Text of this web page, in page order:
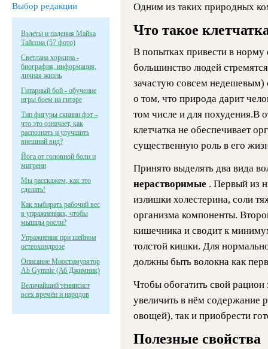
Выбор редакции
Взлеты и падения Майка
Тайсона (57 фото)
Светлана хоркина -
биография, информация,
личная жизнь
Гитарный бой - обучение
игры боем на гитаре
Тип фигуры скинни фэт –
что это означает, как
распознать и улучшить
внешний вид?
Йога от головной боли и
мигрени
Мы расскажем, как это
сделать!
Как выбирать рабочий вес
в упражнениях, чтобы
мышцы росли?
Упражнения при шейном
остеохондрозе
Описание Миостимулятор
Ab Gymnic (Аб Джимник)
Величайший теннисист
всех времён и народов
Одним из таких природных
Что такое
В попытках привести в
большинство людей
зачастую совсем недешевым)
о том, что природа дарит
том числе и для похудения.В
клетчатка не обеспечивает
существенную роль в его
Принято выделять два вида
нерастворимые . Первый из
излишки холестерина, соли
организма компоненты.
кишечника и сводит к
толстой кишки. Для
должны быть волокна как
Чтобы обогатить свой
увеличить в нём содержание
овощей), так и приобрести
Полезные свойства